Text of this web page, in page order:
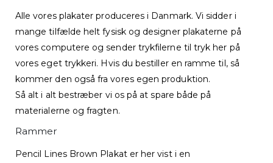
Alle vores plakater produceres i Danmark. Vi sidder i
mange tilfælde helt fysisk og designer plakaterne på
vores computere og sender trykfilerne til tryk her på
vores eget trykkeri. Hvis du bestiller en ramme til, så
kommer den også fra vores egen produktion.
Så alt i alt bestræber vi os på at spare både på
materialerne og fragten.
Rammer
Pencil Lines Brown Plakat er her vist i en